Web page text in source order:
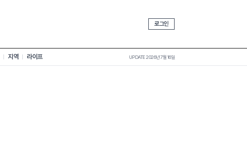
로그인
지역 라이프 UPDATE 2026년 7월 16일